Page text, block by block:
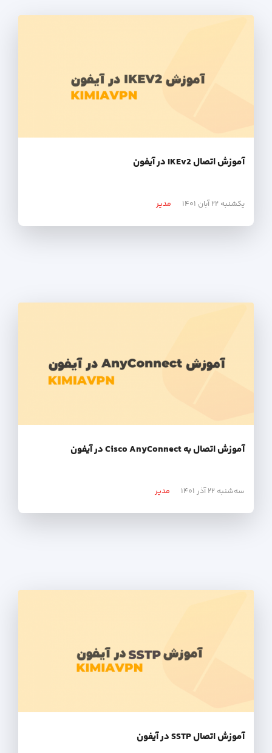
آموزش اتصال IKEv2 در آیفون
یکشنبه ۲۲ آبان ۱۴۰۱ مدیر
آموزش اتصال به Cisco AnyConnect در آیفون
سه‌شنبه ۲۲ آذر ۱۴۰۱ مدیر
آموزش اتصال SSTP در آیفون